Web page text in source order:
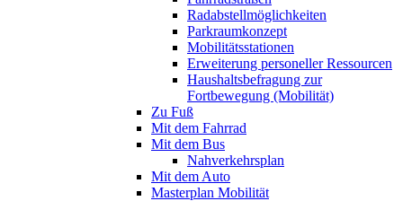
Radabstellmöglichkeiten
Parkraumkonzept
Mobilitätsstationen
Erweiterung personeller Ressourcen
Haushaltsbefragung zur
Fortbewegung (Mobilität)
Zu Fuß
Mit dem Fahrrad
Mit dem Bus
Nahverkehrsplan
Mit dem Auto
Masterplan Mobilität